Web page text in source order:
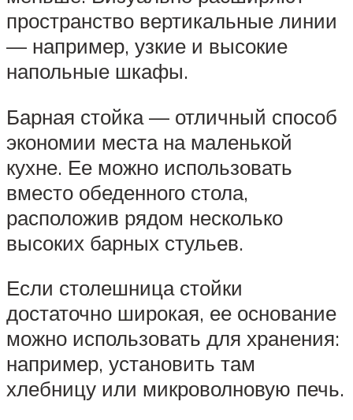
пространство вертикальные линии
— например, узкие и высокие
напольные шкафы.
Барная стойка — отличный способ
экономии места на маленькой
кухне. Ее можно использовать
вместо обеденного стола,
расположив рядом несколько
высоких барных стульев.
Если столешница стойки
достаточно широкая, ее основание
можно использовать для хранения:
например, установить там
хлебницу или микроволновую печь.